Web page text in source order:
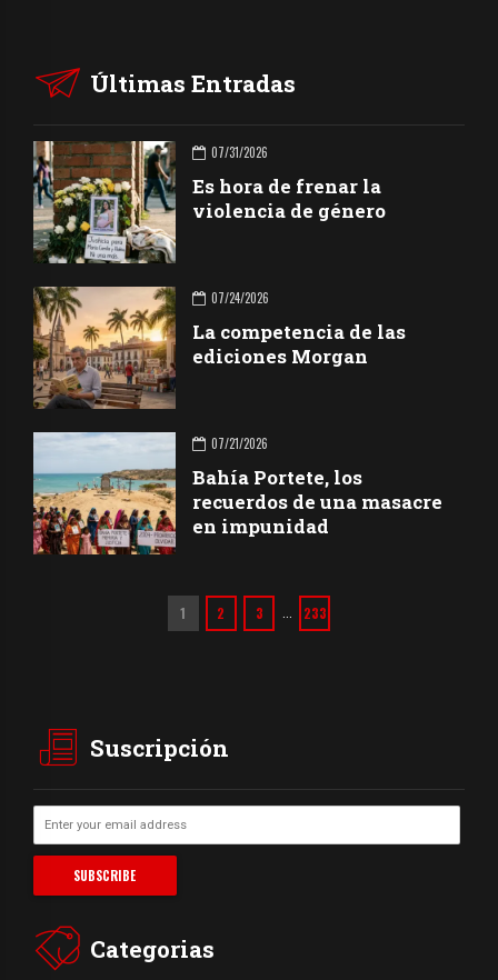
Últimas Entradas
07/31/2026
Es hora de frenar la
violencia de género
07/24/2026
La competencia de las
ediciones Morgan
07/21/2026
Bahía Portete, los
recuerdos de una masacre
en impunidad
1 2 3 233
Suscripción
Categorias